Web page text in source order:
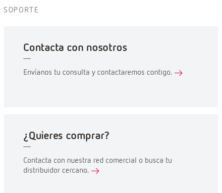
SOPORTE
Contacta con nosotros
Envíanos tu consulta y contactaremos contigo.
¿Quieres comprar?
Contacta con nuestra red comercial o busca tu
distribuidor cercano.